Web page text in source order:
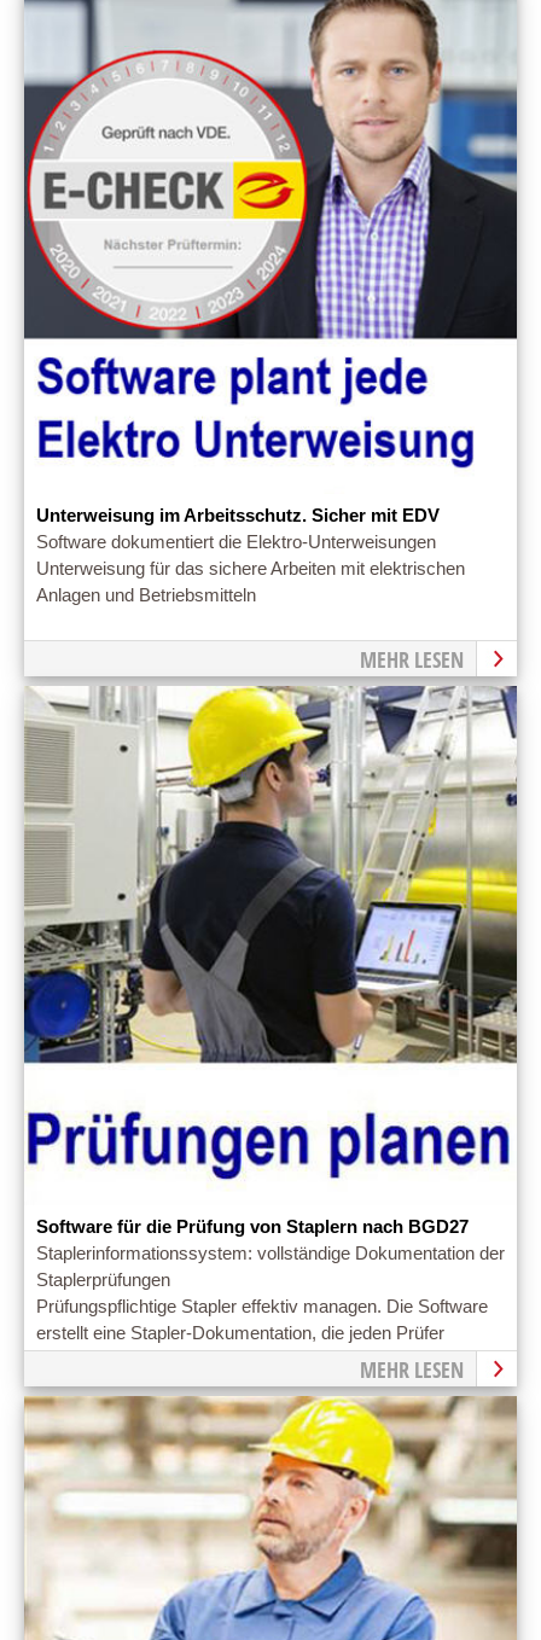
Unterweisung im Arbeitsschutz. Sicher mit EDV
Software dokumentiert die Elektro-Unterweisungen
Unterweisung für das sichere Arbeiten mit elektrischen
Anlagen und Betriebsmitteln
MEHR LESEN
Software für die Prüfung von Staplern nach BGD27
Staplerinformationssystem: vollständige Dokumentation der
Staplerprüfungen
Prüfungspflichtige Stapler effektiv managen. Die Software
erstellt eine Stapler-Dokumentation, die jeden Prüfer
MEHR LESEN